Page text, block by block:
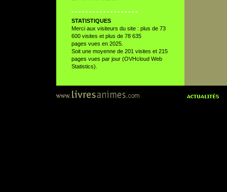
° ° ° ° ° ° ° ° ° ° ° ° ° ° ° ° ° ° °
STATISTIQUES
Merci aux visiteurs du site : plus de 73
600 visites et plus de 78 635
pages vues en 2025.
Soit une moyenne de 201 visites et 215
pages vues par jour (OVHcloud Web
Statistics).